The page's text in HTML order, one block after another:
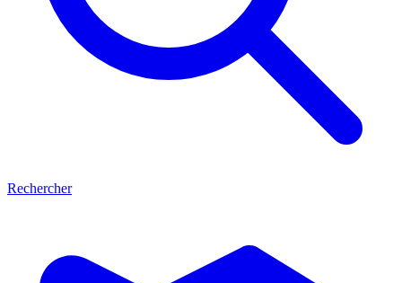
Rechercher